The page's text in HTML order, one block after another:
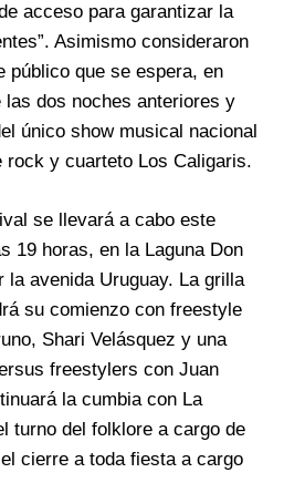
acceso para garantizar la
Asimismo consideraron
público que se espera, en
las dos noches anteriores y
único show musical nacional
rock y cuarteto Los Caligaris.
se llevará a cabo este
19 horas, en la Laguna Don
la avenida Uruguay. La grilla
su comienzo con freestyle
Shari Velásquez y una
freestylers con Juan
la cumbia con La
turno del folklore a cargo de
cierre a toda fiesta a cargo